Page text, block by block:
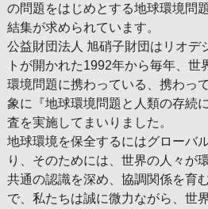
の問題をはじめとする地球環境問
結集が求められています。
公益財団法人 旭硝子財団はリオデ
トが開かれた1992年から毎年、
環境問題に携わっている、携わっ
象に『地球環境問題と人類の存続
査を実施してまいりました。
地球環境を保全するにはグローバ
り、そのためには、世界の人々が
共通の認識を深め、協調関係を育
で、私たちは誠に微力ながら、世